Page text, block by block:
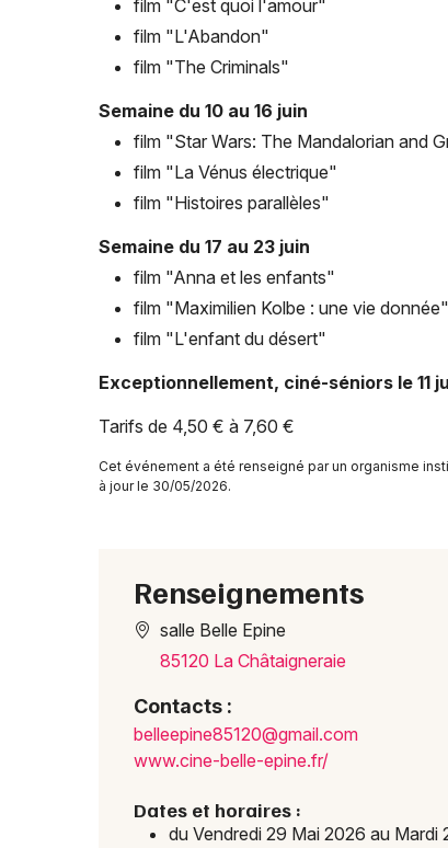
film "C'est quoi l'amour"
film "L'Abandon"
film "The Criminals"
Semaine du 10 au 16 juin
film "Star Wars: The Mandalorian and
film "La Vénus électrique"
film "Histoires parallèles"
Semaine du 17 au 23 juin
film "Anna et les enfants"
film "Maximilien Kolbe : une vie donnée"
film "L'enfant du désert"
Exceptionnellement, ciné-séniors le 11
Tarifs de 4,50 € à 7,60 €
Cet événement a été renseigné par un organisme
à jour le 30/05/2026.
Renseignements
salle Belle Epine
85120 La Châtaigneraie
Contacts :
belleepine85120@gmail.com
www.cine-belle-epine.fr/
Dates et horaires :
du Vendredi 29 Mai 2026 au Mardi